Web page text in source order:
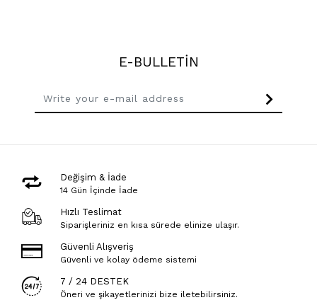
E-BULLETİN
Değişim & İade
14 Gün İçinde İade
Hızlı Teslimat
Siparişleriniz en kısa sürede elinize ulaşır.
Güvenli Alışveriş
Güvenli ve kolay ödeme sistemi
7 / 24 DESTEK
Öneri ve şikayetlerinizi bize iletebilirsiniz.